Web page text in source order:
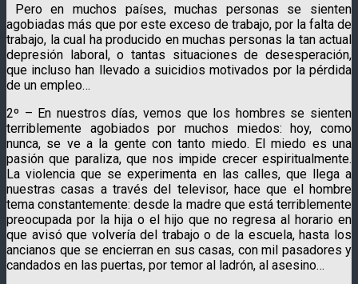
Pero en muchos países, muchas personas se sienten
agobiadas más que por este exceso de trabajo, por la falta de
trabajo, la cual ha producido en muchas personas la tan actual
depresión laboral, o tantas situaciones de desesperación,
que incluso han llevado a suicidios motivados por la pérdida
de un empleo…
2º – En nuestros días, vemos que los hombres se sienten
terriblemente agobiados por muchos miedos: hoy, como
nunca, se ve a la gente con tanto miedo. El miedo es una
pasión que paraliza, que nos impide crecer espiritualmente.
La violencia que se experimenta en las calles, que llega a
nuestras casas a través del televisor, hace que el hombre
tema constantemente: desde la madre que está terriblemente
preocupada por la hija o el hijo que no regresa al horario en
que avisó que volvería del trabajo o de la escuela, hasta los
ancianos que se encierran en sus casas, con mil pasadores y
candados en las puertas, por temor al ladrón, al asesino…